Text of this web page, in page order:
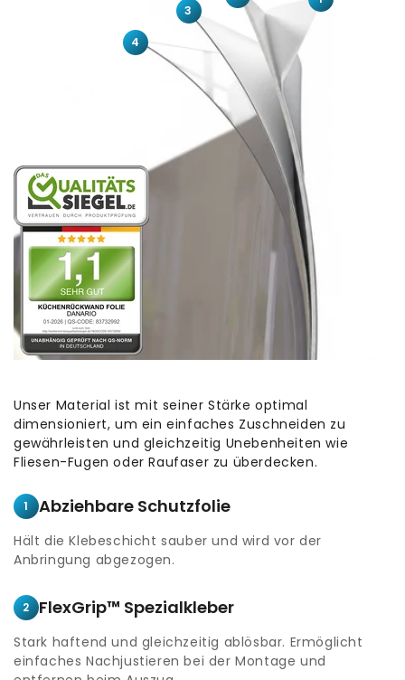
3
4
Unser Material ist mit seiner Stärke optimal
dimensioniert, um ein einfaches Zuschneiden zu
gewährleisten und gleichzeitig Unebenheiten wie
Fliesen-Fugen oder Raufaser zu überdecken.
1 Abziehbare Schutzfolie
Hält die Klebeschicht sauber und wird vor der
Anbringung abgezogen.
2 FlexGrip™ Spezialkleber
Stark haftend und gleichzeitig ablösbar. Ermöglicht
einfaches Nachjustieren bei der Montage und